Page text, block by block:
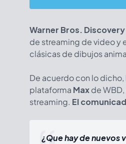
Warner Bros. Discovery
de streaming de video y
clásicas de dibujos
De acuerdo con lo
plataforma Maxde
streaming. El
¿Que hay de nuevos